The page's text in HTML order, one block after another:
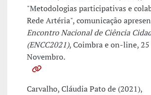
"Metodologias participativas e
Rede Artéria", comunicação
Encontro Nacional de Ciência
(ENCC2021), Coimbra e on-line, 25
Novembro.
Carvalho, Cláudia Pato de (2021),